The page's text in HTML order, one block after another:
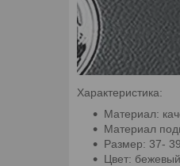
Характеристика:
Материал:
Материал
Размер: 37-
Цвет: